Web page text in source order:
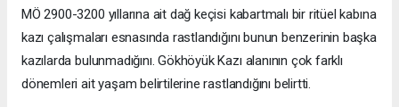
MÖ 2900-3200 yıllarına ait dağ keçisi kabartmalı bir ritüel kabına
kazı çalışmaları esnasında rastlandığını bunun benzerinin başka
kazılarda bulunmadığını. Gökhöyük Kazı alanının çok farklı
dönemleri ait yaşam belirtilerine rastlandığını belirtti.